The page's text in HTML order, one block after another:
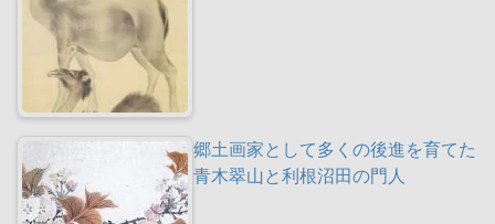
郷土画家として多くの後進を育てた
青木翠山と利根沼田の門人